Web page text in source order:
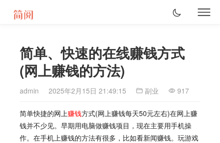
简单、快速的在线赚钱方式
(网上赚钱的方法)
admin 2025年2月15日 21:49:15 副业 917
简单快捷的网上赚钱方式(网上赚钱每天50元左右)在网上赚
钱并不少见。早期用电脑做赚钱项目，现在主要用手机操
作。在手机上赚钱的方法有很多，比如看新闻赚钱。玩游戏